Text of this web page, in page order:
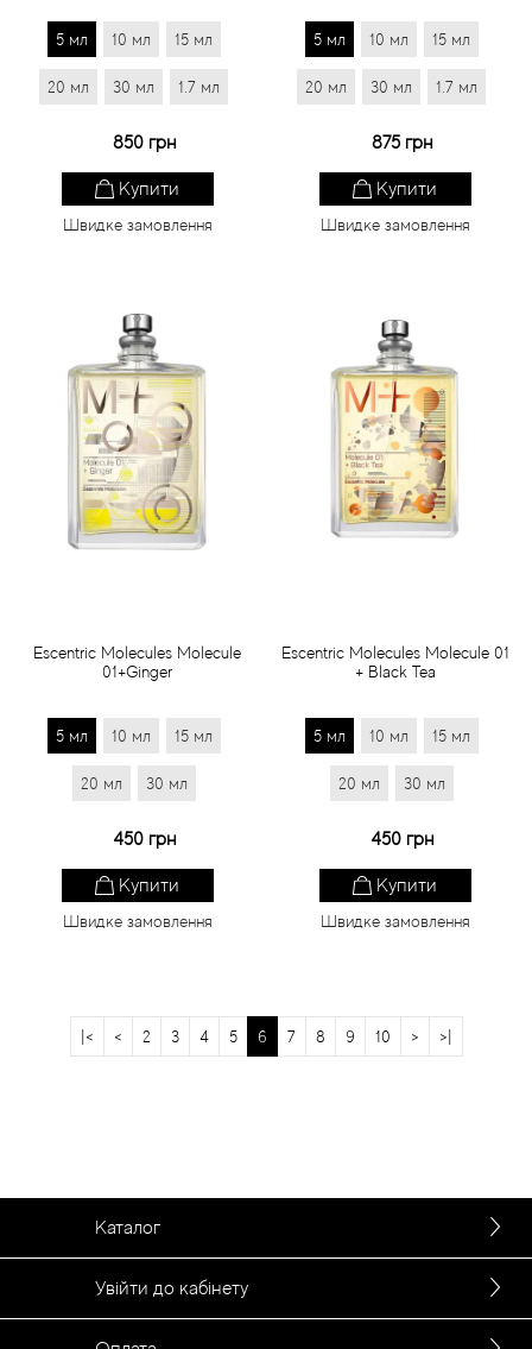
5 мл 10 мл 15 мл
20 мл 30 мл 1.7 мл
850 грн
Купити
Швидке замовлення
5 мл 10 мл 15 мл
20 мл 30 мл 1.7 мл
875 грн
Купити
Швидке замовлення
Escentric Molecules Molecule
01+Ginger
5 мл 10 мл 15 мл
20 мл 30 мл
450 грн
Купити
Швидке замовлення
Escentric Molecules Molecule 01
+ Black Tea
5 мл 10 мл 15 мл
20 мл 30 мл
450 грн
Купити
Швидке замовлення
|< < 2 3 4 5 6 7 8 9 10 > >|
Каталог
Увійти до кабінету